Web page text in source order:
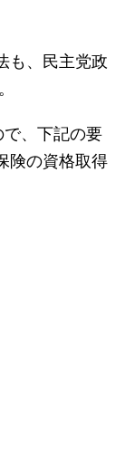
も、民主党政
、下記の要
険の資格取得